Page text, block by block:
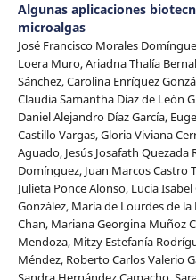
Algunas aplicaciones
microalgas
José Francisco Morales
Loera Muro, Ariadna Thalía
Sánchez, Carolina Enríquez
Claudia Samantha Díaz de León
Daniel Alejandro Díaz García,
Castillo Vargas, Gloria Viviana
Aguado, Jesús Josafath Quezada
Domínguez, Juan Marcos Castro
Julieta Ponce Alonso, Lucia
González, María de Lourdes de
Chan, Mariana Georgina Muñoz
Mendoza, Mitzy Estefanía
Méndez, Roberto Carlos Valerio